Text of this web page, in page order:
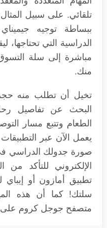
تلقائي. على سبيل
ببساطة توجيه
الدراسية التي تحتاجها،
مباشرة إلى سلة
منك.
تخيل أن تطلب منه حجز
البحث عن تفاصيل
الطعام وتتبع مسار
يعمل الآن عبر
صورة جدولك الدراسي
الإلكتروني للتأكد
تطبيق أمازون أو
سلتك! كما أن هذه
متصفح جوجل كروم على